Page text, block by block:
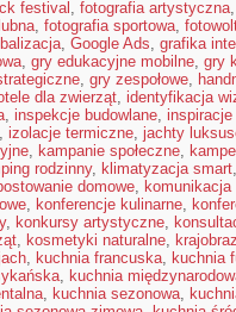
festival , fotografia artystyczna
, fotografia sportowa,
, Google Ads, grafika
, gry edukacyjne mobilne, gry
, gry zespołowe,
dla zwierząt, identyfikacja
, inspekcje budowlane,
, izolacje termiczne, jachty
, kampanie społeczne,
rodzinny, klimatyzacja smart
domowe, komunikacja
, konferencje kulinarne,
, konkursy artystyczne,
, kosmetyki naturalne,
, kuchnia francuska, kuchnia
, kuchnia
, kuchnia sezonowa,